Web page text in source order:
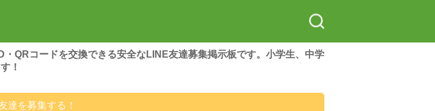
QRコードを交換できる安全なLINE友達募集掲示板です。小学生、中学
！
達を募集する！